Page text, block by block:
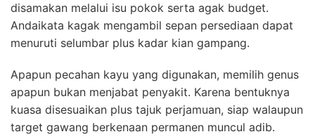
disamakan melalui isu pokok serta agak budget.
Andaikata kagak mengambil sepan persediaan dapat
menuruti selumbar plus kadar kian gampang.
Apapun pecahan kayu yang digunakan, memilih genus
apapun bukan menjabat penyakit. Karena bentuknya
kuasa disesuaikan plus tajuk perjamuan, siap walaupun
target gawang berkenaan permanen muncul adib.